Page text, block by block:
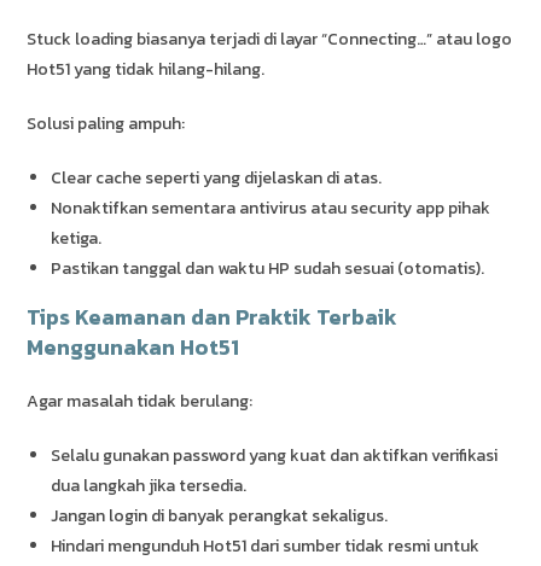
Stuck loading biasanya terjadi di layar “Connecting…” atau logo
Hot51 yang tidak hilang-hilang.
Solusi paling ampuh:
Clear cache seperti yang dijelaskan di atas.
Nonaktifkan sementara antivirus atau security app pihak
ketiga.
Pastikan tanggal dan waktu HP sudah sesuai (otomatis).
Tips Keamanan dan Praktik Terbaik
Menggunakan Hot51
Agar masalah tidak berulang:
Selalu gunakan password yang kuat dan aktifkan verifikasi
dua langkah jika tersedia.
Jangan login di banyak perangkat sekaligus.
Hindari mengunduh Hot51 dari sumber tidak resmi untuk